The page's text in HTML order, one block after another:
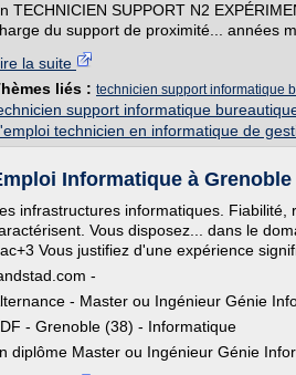
TECHNICIEN SUPPORT N2
du support de proximité... années
la suite
liés : technicien support informatique
support informatique
technicien en informatique de
Informatique à
infrastructures informatiques.
Vous disposez... dans le
Vous justifiez d'une expérience
-
- Master ou Ingénieur Génie
- Grenoble (38) - Informatique
diplôme Master ou Ingénieur Génie